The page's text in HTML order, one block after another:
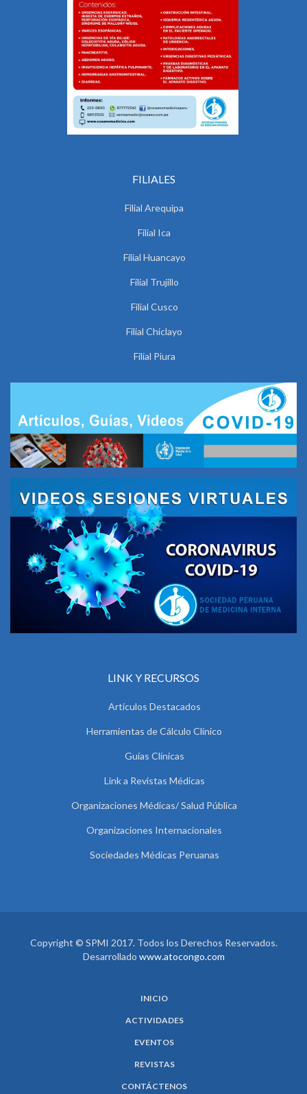
FILIALES
Filial Arequipa
Filial Ica
Filial Huancayo
Filial Trujillo
Filial Cusco
Filial Chiclayo
Filial Piura
LINK Y RECURSOS
Artículos Destacados
Herramientas de Cálculo Clínico
Guías Clínicas
Link a Revistas Médicas
Organizaciones Médicas/ Salud Pública
Organizaciones Internacionales
Sociedades Médicas Peruanas
Copyright © SPMI 2017. Todos los Derechos Reservados.
Desarrollado www.atocongo.com
INICIO
ACTIVIDADES
EVENTOS
REVISTAS
CONTÁCTENOS